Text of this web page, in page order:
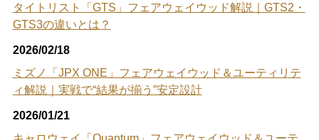
タイトリスト「GTS」フェアウェイウッド解説｜GTS2・
GTS3の違いとは？
2026/02/18
ミズノ「JPX ONE」フェアウェイウッド＆ユーティリテ
ィ解説｜実戦で“結果が揃う”安定設計
2026/01/21